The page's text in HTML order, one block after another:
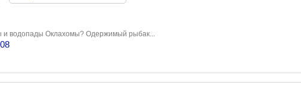
и водопады Оклахомы? Одержимый рыбак...